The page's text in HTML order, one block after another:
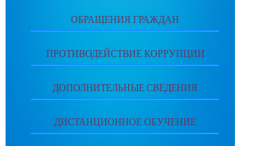
ОБРАЩЕНИЯ ГРАЖДАН
ПРОТИВОДЕЙСТВИЕ КОРРУПЦИИ
ДОПОЛНИТЕЛЬНЫЕ СВЕДЕНИЯ
ДИСТАНЦИОННОЕ ОБУЧЕНИЕ